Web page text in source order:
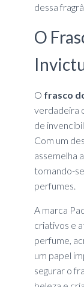
dessa
O
O frasco
verdadeira
de
Com um
assemelha
tornando-
perfumes.
A marca
criativos e
perfume,
um papel
segurar o